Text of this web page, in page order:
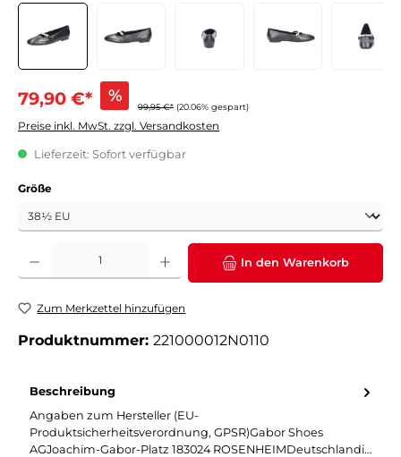
79,90 €* %
99,95 €* (20.06% gespart)
Preise inkl. MwSt. zzgl. Versandkosten
Lieferzeit: Sofort verfügbar
Größeauswählen
Produkt Anzahl: Gib den gewünschten Wert ein oder benutze die Schaltflächen um
In den Warenkorb
Zum Merkzettel hinzufügen
Produktnummer: 221000012N0110
Beschreibung
Angaben zum Hersteller (EU-
Produktsicherheitsverordnung, GPSR)Gabor Shoes
AGJoachim-Gabor-Platz 183024 ROSENHEIMDeutschlandi…